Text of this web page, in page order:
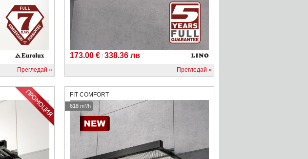
Прегледай
173.00 € /338.36 лв
Прегледай
FIT COMFORT
618 m³/h